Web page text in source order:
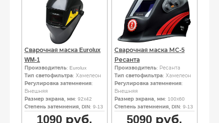
Сварочная маска Eurolux
WM-1
Производитель: Eurolux
Тип светофильтра: Хамелеон
Регулировка затемнения:
Внешняя
Размер экрана, мм: 92х42
Степень затемнения, DIN: 9-13
1090руб.
Сварочная маска МС-5
Ресанта
Производитель: Ресанта
Тип светофильтра: Хамелеон
Регулировка затемнения:
Внешняя
Размер экрана, мм: 100х60
Степень затемнения, DIN: 9-13
5090руб.